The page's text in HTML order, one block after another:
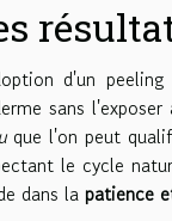
d'un
sans
que l'on peut
le cycle
dans la patience